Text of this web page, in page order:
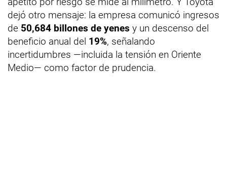
dejó otro mensaje: la empresa comunicó ingresos
de 50,684 billones de yenes y un descenso del
beneficio anual del 19%, señalando
incertidumbres —incluida la tensión en Oriente
Medio— como factor de prudencia.